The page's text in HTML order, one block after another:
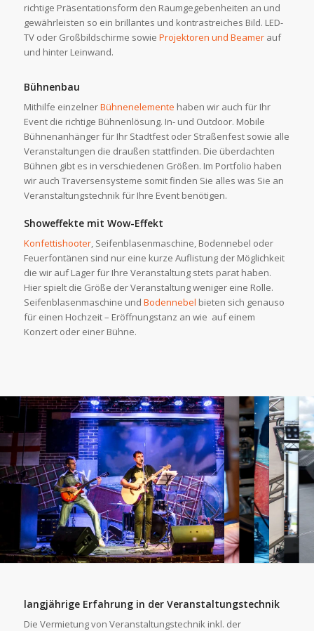
richtige Präsentationsform den Raumgegebenheiten an und
gewährleisten so ein brillantes und kontrastreiches Bild. LED-
TV oder Großbildschirme sowie Projektoren und Beamerauf
und hinter Leinwand.
Bühnenbau
Mithilfe einzelnerBühnenelemente haben wir auch für Ihr
Event die richtige Bühnenlösung. In- und Outdoor. Mobile
Bühnenanhänger für Ihr Stadtfest oder Straßenfest sowie alle
Veranstaltungen die draußen stattfinden. Die überdachten
Bühnen gibt es in verschiedenen Größen. Im Portfolio haben
wir auch Traversensysteme somit finden Sie alles was Sie an
Veranstaltungstechnik für Ihre Event benötigen.
Showeffekte mit Wow-Effekt
Konfettishooter, Seifenblasenmaschine, Bodennebel oder
Feuerfontänen sind nur eine kurze Auflistung der Möglichkeit
die wir auf Lager für Ihre Veranstaltung stets parat haben.
Hier spielt die Größe der Veranstaltung weniger eine Rolle.
Seifenblasenmaschine und Bodennebel bieten sich genauso
für einen Hochzeit – Eröffnungstanz an wie auf einem
Konzert oder einer Bühne.
langjährige Erfahrung in der Veranstaltungstechnik
Die Vermietung von Veranstaltungstechnik inkl. der